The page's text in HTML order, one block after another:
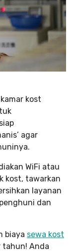
kost
agar
WiFi atau
kost, tawarkan
layanan
dan
biaya sewa kost
tahun! Anda